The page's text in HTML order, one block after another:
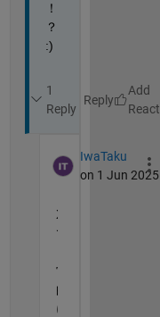
！
？
:)
1
Reply
Reply
IwaTaku
on 1 Jun 2025
X
で
常
的
に